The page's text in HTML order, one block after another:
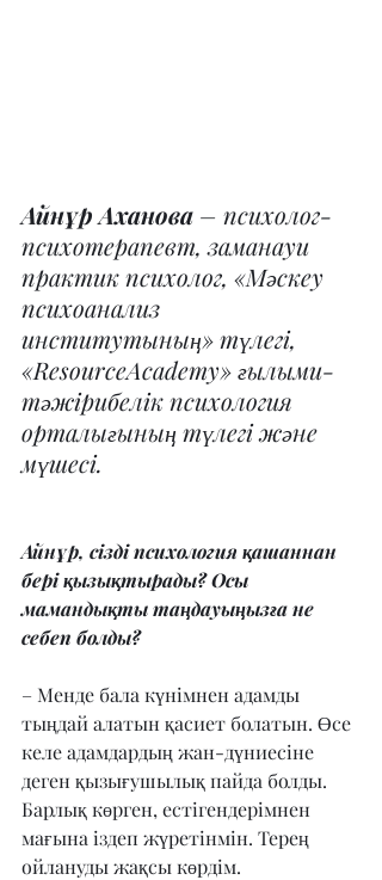
Айнұр Аханова – психолог-
психотерапевт, заманауи
практик психолог, «Мәскеу
психоанализ
институтының» түлегі,
«ResourceAcademy» ғылыми-
тәжірибелік психология
орталығының түлегі және
мүшесі.
Айнұр, сізді психология қашаннан
бері қызықтырады? Осы
мамандықты таңдауыңызға не
себеп болды?
– Менде бала күнімнен адамды
тыңдай алатын қасиет болатын. Өсе
келе адамдардың жан-дүниесіне
деген қызығушылық пайда болды.
Барлық көрген, естігендерімнен
мағына іздеп жүретінмін. Терең
ойлануды жақсы көрдім.